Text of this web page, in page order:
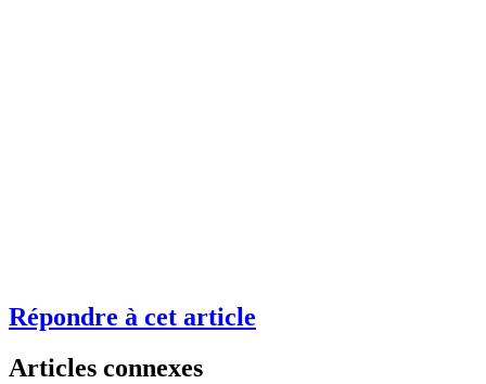
Répondre à cet article
Articles connexes